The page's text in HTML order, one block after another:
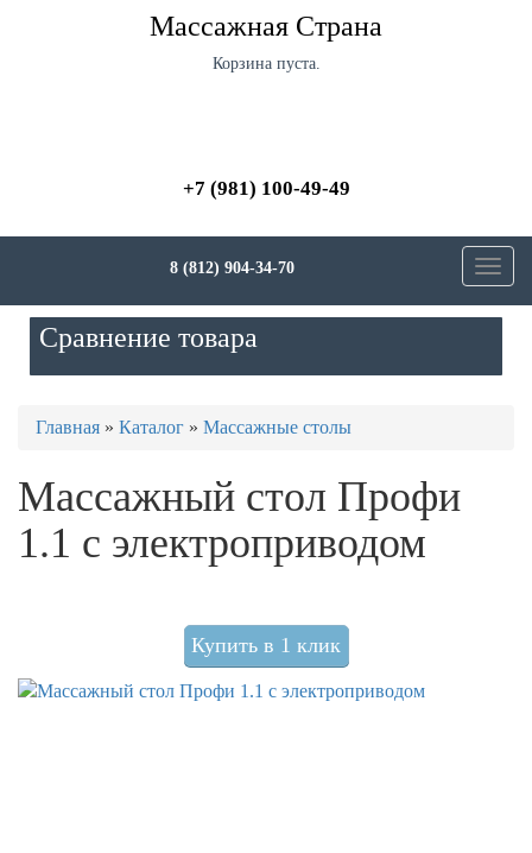
Массажная Страна
Корзина пуста.
+7 (981) 100-49-49
8 (812) 904-34-70
Сравнение товара
здесь
Главная » Каталог » Массажные столы
Массажный стол Профи
1.1 с электроприводом
Купить в 1 клик